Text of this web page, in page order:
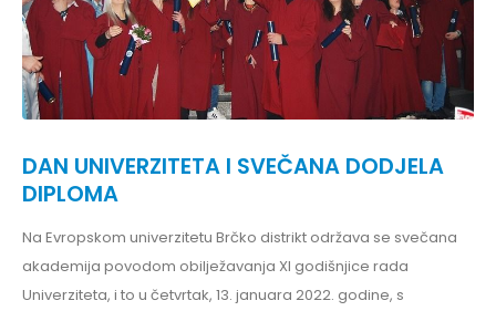
DAN UNIVERZITETA I SVEČANA DODJELA
DIPLOMA
Na Evropskom univerzitetu Brčko distrikt održava se svečana
akademija povodom obilježavanja XI godišnjice rada
Univerziteta, i to u četvrtak, 13. januara 2022. godine, s